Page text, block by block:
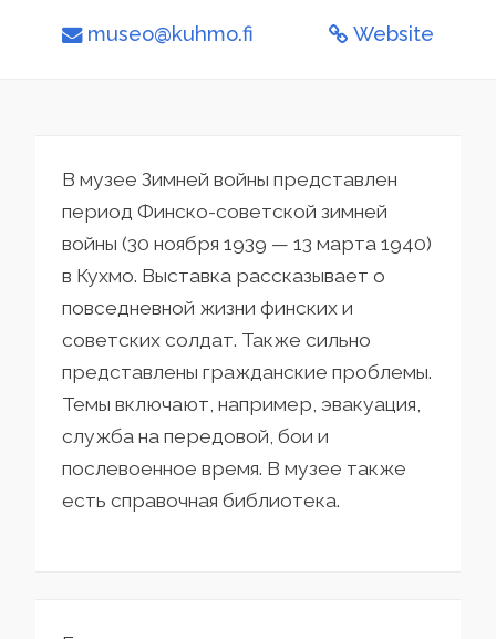
museo@kuhmo.fi Website
В музее Зимней войны представлен
период Финско-советской зимней
войны (30 ноября 1939 — 13 марта 1940)
в Кухмо. Выставка рассказывает о
повседневной жизни финских и
советских солдат. Также сильно
представлены гражданские проблемы.
Темы включают, например, эвакуация,
служба на передовой, бои и
послевоенное время. В музее также
есть справочная библиотека.